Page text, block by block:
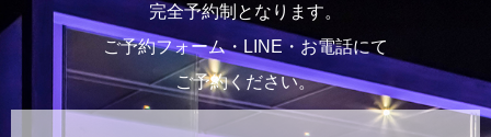
完全予約制となります。
ご予約フォーム・LINE・お電話にて
ご予約ください。